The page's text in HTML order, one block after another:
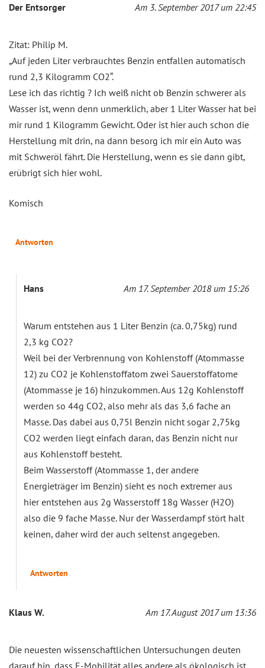
Der Entsorger Am 3. September 2017 um 22:45
Zitat: Philip M.
„Auf jeden Liter verbrauchtes Benzin entfallen automatisch
rund 2,3 Kilogramm CO2“.
Lese ich das richtig ? Ich weiß nicht ob Benzin schwerer als
Wasser ist, wenn denn unmerklich, aber 1 Liter Wasser hat bei
mir rund 1 Kilogramm Gewicht. Oder ist hier auch schon die
Herstellung mit drin, na dann besorg ich mir ein Auto was
mit Schweröl fährt. Die Herstellung, wenn es sie dann gibt,
erübrigt sich hier wohl.
Komisch
Antworten
Hans Am 17. September 2018 um 15:26
Warum entstehen aus 1 Liter Benzin (ca. 0,75kg) rund
2,3 kg CO2?
Weil bei der Verbrennung von Kohlenstoff (Atommasse
12) zu CO2 je Kohlenstoffatom zwei Sauerstoffatome
(Atommasse je 16) hinzukommen. Aus 12g Kohlenstoff
werden so 44g CO2, also mehr als das 3,6 fache an
Masse. Das dabei aus 0,75l Benzin nicht sogar 2,75kg
CO2 werden liegt einfach daran, das Benzin nicht nur
aus Kohlenstoff besteht.
Beim Wasserstoff (Atommasse 1, der andere
Energieträger im Benzin) sieht es noch extremer aus
hier entstehen aus 2g Wasserstoff 18g Wasser (H2O)
also die 9 fache Masse. Nur der Wasserdampf stört halt
keinen, daher wird der auch seltenst angegeben.
Antworten
Klaus W. Am 17. August 2017 um 13:36
Die neuesten wissenschaftlichen Untersuchungen deuten
darauf hin, dass E-Mobilität alles andere als ökologisch ist.